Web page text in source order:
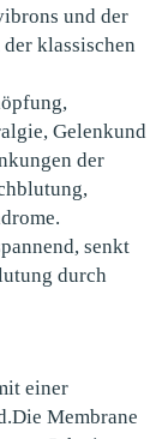
und der
klassischen
Gelenkund
der
senkt
durch
einer
Membrane